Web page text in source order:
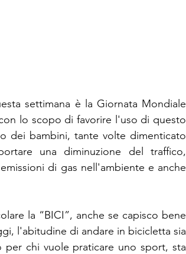
settimana è la Giornata Mondiale
lo scopo di favorire l'uso di questo
dei bambini, tante volte dimenticato
una diminuzione del traffico,
di gas nell'ambiente e anche
la “BICI”, anche se capisco bene
l'abitudine di andare in bicicletta sia
per chi vuole praticare uno sport, sta